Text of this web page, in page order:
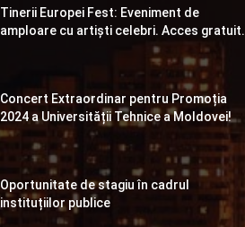
Tinerii Europei Fest: Eveniment de
amploare cu artiști celebri. Acces gratuit.
Concert Extraordinar pentru Promoția
2024 a Universității Tehnice a Moldovei!
Oportunitate de stagiu în cadrul
instituțiilor publice